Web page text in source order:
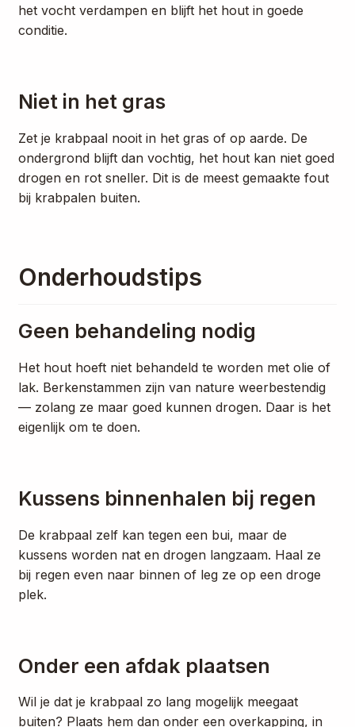
het vocht verdampen en blijft het hout in goede
conditie.
Niet in het gras
Zet je krabpaal nooit in het gras of op aarde. De
ondergrond blijft dan vochtig, het hout kan niet goed
drogen en rot sneller. Dit is de meest gemaakte fout
bij krabpalen buiten.
Onderhoudstips
Geen behandeling nodig
Het hout hoeft niet behandeld te worden met olie of
lak. Berkenstammen zijn van nature weerbestendig
— zolang ze maar goed kunnen drogen. Daar is het
eigenlijk om te doen.
Kussens binnenhalen bij regen
De krabpaal zelf kan tegen een bui, maar de
kussens worden nat en drogen langzaam. Haal ze
bij regen even naar binnen of leg ze op een droge
plek.
Onder een afdak plaatsen
Wil je dat je krabpaal zo lang mogelijk meegaat
buiten? Plaats hem dan onder een overkapping, in